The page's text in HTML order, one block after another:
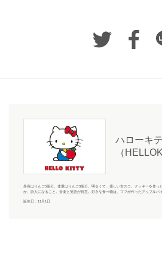
ハローキ
（
身長はりんご5個分。体重はりんご3個分。明るくて、優しい女のコ。クッキーを作っ
か、詩人になること。音楽と英語が得意。好きな食べ物は、ママが作ったアップルパ
誕生日：11月1日